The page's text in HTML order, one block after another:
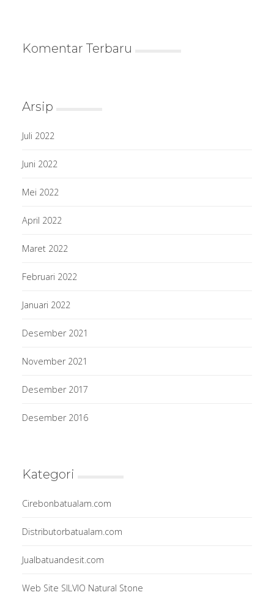
Komentar Terbaru
Arsip
Juli 2022
Juni 2022
Mei 2022
April 2022
Maret 2022
Februari 2022
Januari 2022
Desember 2021
November 2021
Desember 2017
Desember 2016
Kategori
Cirebonbatualam.com
Distributorbatualam.com
Jualbatuandesit.com
Web Site SILVIO Natural Stone